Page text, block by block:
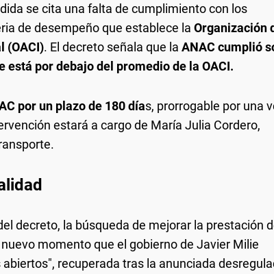
se cita una falta de cumplimiento con los
de desempeño que establece la Organización
(OACI). El decreto señala que la ANAC cumplió
está por debajo del promedio de la OACI.
por un plazo de 180 días, prorrogable por una
estará a cargo de María Julia Cordero,
decreto, la búsqueda de mejorar la prestación
momento que el gobierno de Javier Milie
recuperada tras la anunciada